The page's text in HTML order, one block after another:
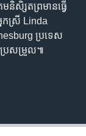
សិ្សត​ព្រមាន​ធ្វើ​
កស្រី Linda
ប្រទេស​
ប្រែ​សម្រួល៕